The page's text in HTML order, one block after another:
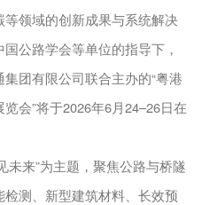
领域的创新成果与系统解决
国公路学会等单位的指导下，
团有限公司联合主办的“粤港
会”将于2026年6月24–26日在
未来”为主题，聚焦公路与桥隧
测、新型建筑材料、长效预